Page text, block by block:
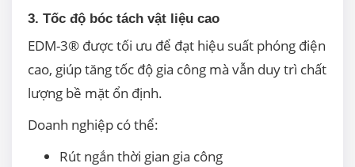
3. Tốc độ bóc tách vật liệu cao
EDM-3® được tối ưu để đạt hiệu suất phóng điện
cao, giúp tăng tốc độ gia công mà vẫn duy trì chất
lượng bề mặt ổn định.
Doanh nghiệp có thể:
Rút ngắn thời gian gia công